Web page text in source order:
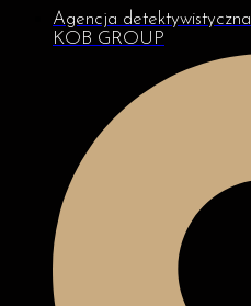
Agencja detektywistyczna
KOB GROUP